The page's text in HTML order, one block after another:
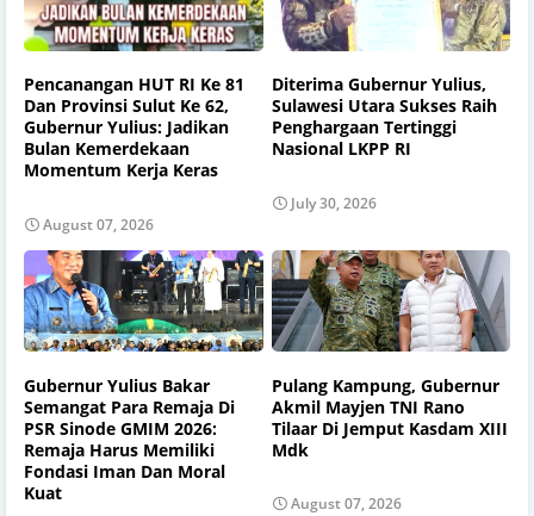
Pencanangan HUT RI Ke 81
Dan Provinsi Sulut Ke 62,
Gubernur Yulius: Jadikan
Bulan Kemerdekaan
Momentum Kerja Keras
August 07, 2026
Diterima Gubernur Yulius,
Sulawesi Utara Sukses Raih
Penghargaan Tertinggi
Nasional LKPP RI
July 30, 2026
Gubernur Yulius Bakar
Semangat Para Remaja Di
PSR Sinode GMIM 2026:
Remaja Harus Memiliki
Fondasi Iman Dan Moral
Kuat
Pulang Kampung, Gubernur
Akmil Mayjen TNI Rano
Tilaar Di Jemput Kasdam XIII
Mdk
August 07, 2026